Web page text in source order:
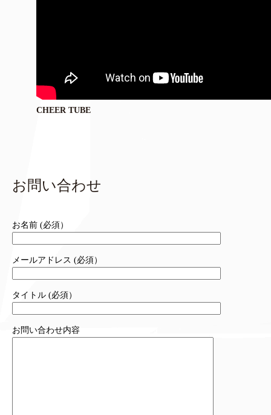
CHEER TUBE
お問い合わせ
お名前 (必須）
メールアドレス (必須）
タイトル (必須）
お問い合わせ内容